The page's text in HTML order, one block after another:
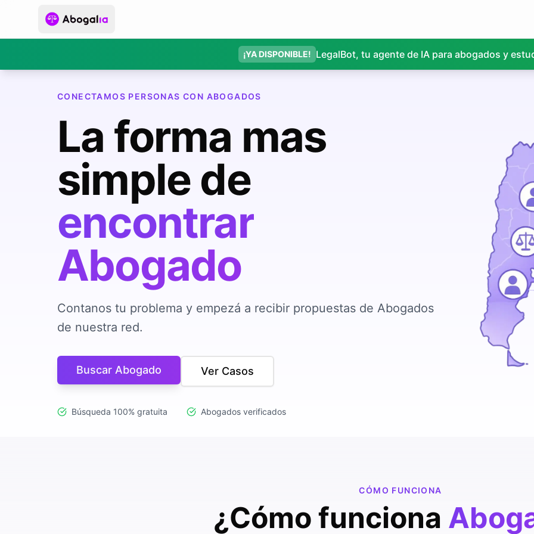
¡YA DISPONIBLE! LegalBot, tu agente de IA para abogados y
CONECTAMOS PERSONAS CON ABOGADOS
La forma mas
simple de
encontrar
Abogado
Contanos tu problema y empezá a recibir propuestas de Abogados
de nuestra red.
Buscar Abogado Ver Casos
Búsqueda 100% gratuita Abogados verificados
CÓMO FUNCIONA
¿Cómo funciona